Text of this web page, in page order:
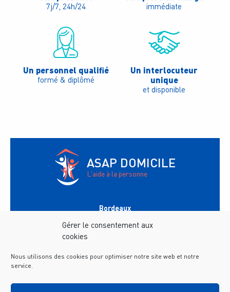
Gérer le consentement aux
cookies
Nous utilisons des cookies pour optimiser notre site web et notre
service.
7j/7, 24h/24 immédiate
Un personnel qualifié
formé & diplômé
Un interlocuteur
unique
et disponible
ASAP DOMICILE
L'aide à la personne
Bordeaux
33200Bordeaux
Horaires :
Saint-Médard-en-Jalles
Tél.05 56 45 67 97